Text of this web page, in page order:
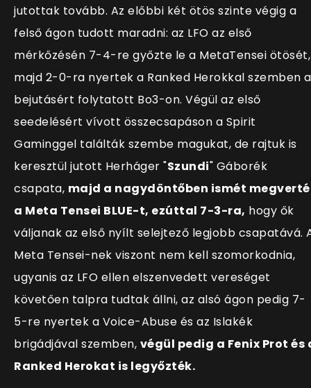
jutottak tovább. Az előbbi két ötös szinte végig a
felső ágon tudott maradni: az LFO az első
mérkőzésén 7-4-re győzte le a MetaTensei ötösét,
majd 2-0-ra nyertek a Ranked Herokkal szemben a
bejutásért folytatott Bo3-on. Végül az első
seedelésért vívott összecsapáson a Spirit
Gaminggel találták szembe magukat, de rajtuk is
keresztül jutott Herháger "Szundi" Gáborék
csapata, majd a nagydöntőben ismét
a Meta Tensei BLUE-t, ezúttal 7-3-ra, hogy ők
váljanak az első nyílt selejtező legjobb csapatává.
Meta Tensei-nek viszont nem kell szomorkodnia,
ugyanis az LFO ellen elszenvedett vereséget
követően talpra tudtak állni, az alsó ágon pedig 7-
5-re nyertek a Voice-Abuse és az Islakék
brigádjával szemben, végül pedig a Fenix Prot és
Ranked Herokat is legyőzték.